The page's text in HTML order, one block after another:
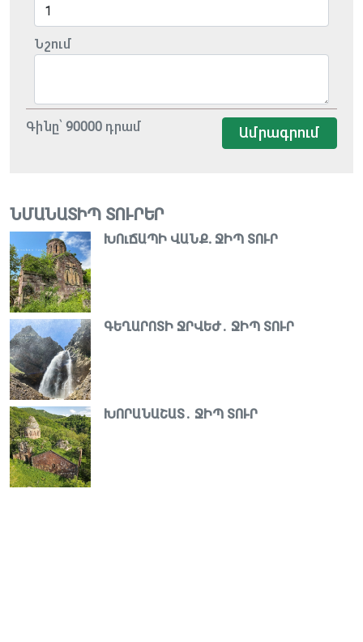
Նշում
Գինը՝ 90000 դրամ Ամրագրում
ՆՄԱՆԱՏԻՊ ՏՈՒՐԵՐ
ԽՈւՃԱՊԻ ՎԱՆՔ. ՋԻՊ ՏՈՒՐ
ԳԵՂԱՐՈՏԻ ՋՐՎԵԺ․ ՋԻՊ ՏՈՒՐ
ԽՈՐԱՆԱՇԱՏ․ ՋԻՊ ՏՈՒՐ